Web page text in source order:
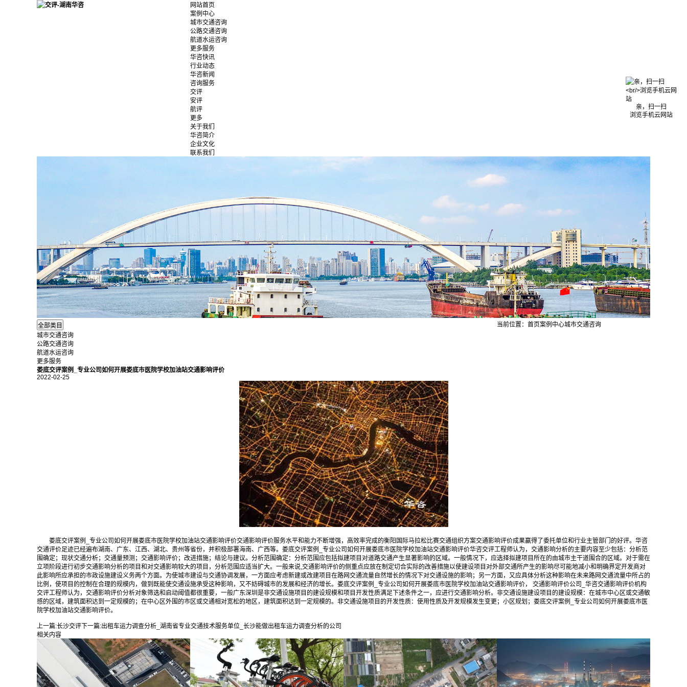
网站首页
案例中心
城市交通咨询
公路交通咨询
航道水运咨询
更多服务
华咨快讯
行业动态
华咨新闻
咨询服务
交评
安评
航评
更多
关于我们
华咨简介
企业文化
联系我们
城市交通咨询
公路交通咨询
航道水运咨询
更多服务
当前位置： 首页案例中心城市交通咨询
娄底交评案例_专业公司如何开展娄底市医院学校加油站交通影响评价
2022-02-25
娄底交评案例_专业公司如何开展娄底市医院学校加油站交通影响评价交通影响评价服务水平和能力不断增强，高效率完成的衡阳国际马拉松比赛交通组织方案交通影响评价成果赢得了委托单位和行业主管部门的好评。华咨
交通评价足迹已经遍布湖南、广东、江西、湖北、贵州等省份，并积极部署海南、广西等。娄底交评案例_专业公司如何开展娄底市医院学校加油站交通影响评价华咨交评工程师认为，交通影响分析的主要内容至少包括：分析范
围确定；现状交通分析；交通量预测；交通影响评价；改进措施；结论与建议。分析范围确定：分析范围应包括拟建项目对道路交通产生显著影响的区域。一般情况下，应选择拟建项目所在的由城市主干道围合的区域。对于需在
立项阶段进行初步交通影响分析的项目和对交通影响较大的项目，分析范围应适当扩大。一般来说,交通影响评价的侧重点应放在制定切合实际的改善措施以使建设项目对外部交通所产生的影响尽可能地减小和明确界定开发商对
此影响所应承担的市政设施建设义务两个方面。为使城市建设与交通协调发展，一方面应考虑新建或改建项目在路网交通流量自然增长的情况下对交通设施的影响；另一方面，又应具体分析这种影响在未来路网交通流量中所占的
比例，使项目的控制在合理的规模内，做到既能使交通设施承受这种影响，又不妨碍城市的发展和经济的增长。娄底交评案例_专业公司如何开展娄底市医院学校加油站交通影响评价， 交通影响评价公司_华咨交通影响评价机构
交评工程师认为，交通影响评价分析对象筛选和启动阈值都很重要，一般广东深圳是非交通设施项目的建设规模和项目开发性质满足下述条件之一，应进行交通影响分析。非交通设施建设项目的建设规模：在城市中心区或交通敏
感的区域，建筑面积达到一定规模的；在中心区外围的市区或交通相对宽松的地区，建筑面积达到一定规模的。非交通设施项目的开发性质：使用性质及开发规模发生变更；小区规划；娄底交评案例_专业公司如何开展娄底市医
院学校加油站交通影响评价。
上一篇:长沙交评 下一篇:出租车运力调查分析_湖南省专业交通技术服务单位_长沙能做出租车运力调查分析的公司
相关内容
亲，扫一扫
浏览手机云网站